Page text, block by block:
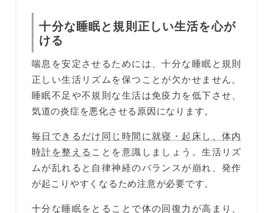
十分な睡眠と規則正しい生活を心が
ける
喘息を安定させるためには、十分な睡眠と規則
正しい生活リズムを保つことが欠かせません。
睡眠不足や不規則な生活は免疫力を低下させ、
気道の炎症を悪化させる原因になります。
毎日できるだけ同じ時間に就寝・起床し、体内
時計を整える ことを意識しましょう。生活リズ
ムが乱れると自律神経のバランスが崩れ、発作
が起こりやすくなるため注意が必要です。
十分な睡眠をとることで体の回復力が高まり、